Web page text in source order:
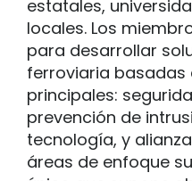
estatales,
locales. Los
para desarrollar
ferroviaria basadas
principales:
prevención de
tecnología, y
áreas de enfoque